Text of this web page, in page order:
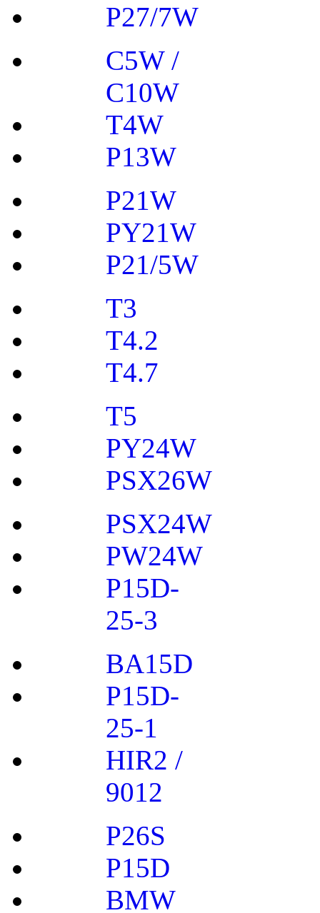
P27/7W
C5W /
C10W
T4W
P13W
P21W
PY21W
P21/5W
T3
T4.2
T4.7
T5
PY24W
PSX26W
PSX24W
PW24W
P15D-
25-3
BA15D
P15D-
25-1
HIR2 /
9012
P26S
P15D
BMW